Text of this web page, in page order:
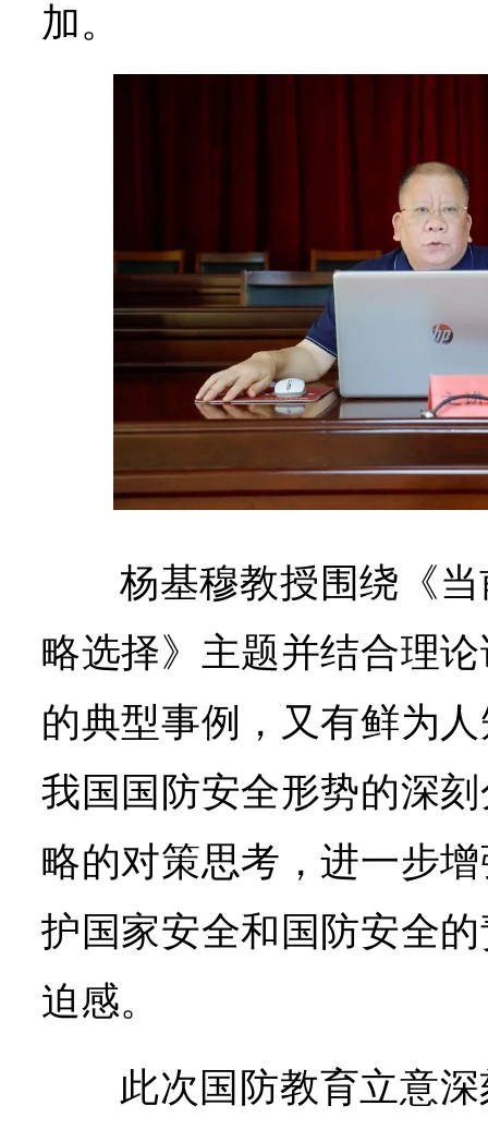
加。
杨基穆教授围绕《
略选择》主题并结合理
的典型事例，又有鲜为
我国国防安全形势的深
略的对策思考，进一步
护国家安全和国防安全
迫感。
此次国防教育立意